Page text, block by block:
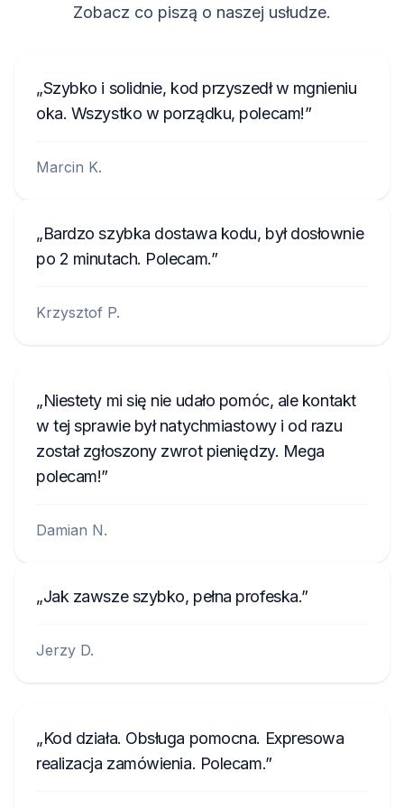
Zobacz co piszą o naszej usłudze.
Szybko i solidnie, kod przyszedł w mgnieniu
oka. Wszystko w porządku, polecam!
Marcin K.
Bardzo szybka dostawa kodu, był dosłownie
po 2 minutach. Polecam.
Krzysztof P.
Niestety mi się nie udało pomóc, ale kontakt
w tej sprawie był natychmiastowy i od razu
został zgłoszony zwrot pieniędzy. Mega
polecam!
Damian N.
Jak zawsze szybko, pełna profeska.
Jerzy D.
Kod działa. Obsługa pomocna. Expresowa
realizacja zamówienia. Polecam.